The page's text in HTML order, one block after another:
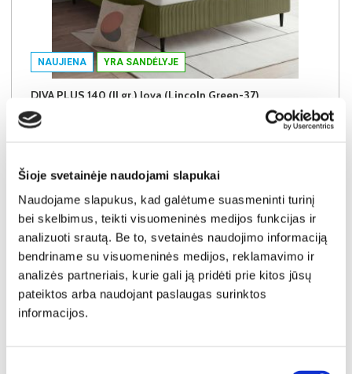
Šioje svetainėje naudojami slapukai
Naudojame slapukus, kad galėtume suasmeninti turinį
bei skelbimus, teikti visuomeninės medijos funkcijas ir
analizuoti srautą. Be to, svetainės naudojimo informaciją
bendriname su visuomeninės medijos, reklamavimo ir
analizės partneriais, kurie gali ją pridėti prie kitos jūsų
pateiktos arba naudojant paslaugas surinktos
informacijos.
NAUJIENA YRA SANDĖLYJE
DIVA PLUS 140 (II gr.) lova (Lincoln Green-37)
Išmatavimai:
Miegamoji dalis:
500€
Kaina galioja sandėlyje esančioms prekėms
469€
Į krepšelį